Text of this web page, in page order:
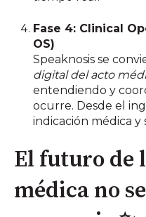
Fase 4: Clinical
OS)
Speaknosis se
digital del acto
entendiendo y
ocurre. Desde el
indicación médica y
El futuro de
médica no